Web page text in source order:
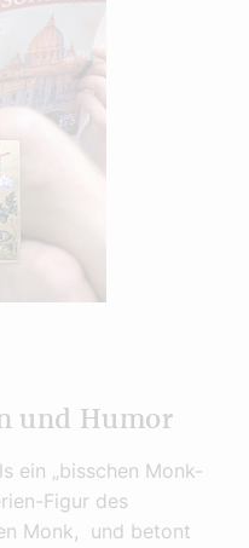
und Humor
ein „bisschen Monk-
Figur des
Monk, und betont